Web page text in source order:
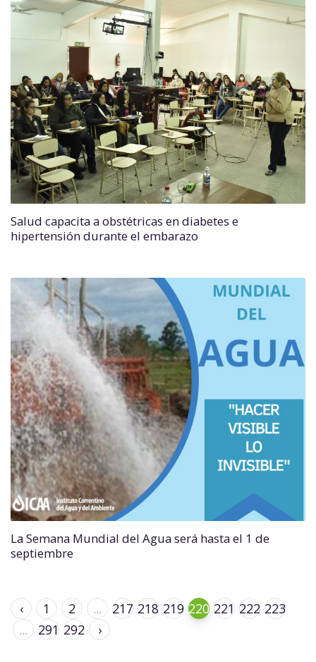
Salud capacita a obstétricas en diabetes e
hipertensión durante el embarazo
La Semana Mundial del Agua será hasta el 1 de
septiembre
‹ 1 2 ... 217 218 219 220 221 222 223
...
291 292 ›